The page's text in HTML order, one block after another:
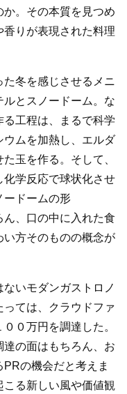
。その本質を見つめ
りが表現された料理
冬を感じさせるメニ
ルとスノードーム。な
工程は、まるで科学
ムを加熱し、エルダ
玉を作る。そして、
学反応で球状化させ
ードームの形
、口の中に入れた食
方そのものの概念が
いモダンガストロノ
っては、クラウドファ
０万円を調達した。
達の面はもちろん、お
の機会だと考えま
こる新しい風や価値観